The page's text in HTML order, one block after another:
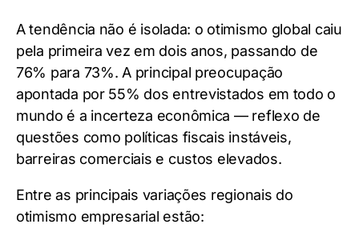
A tendência não é isolada: o otimismo global caiu
pela primeira vez em dois anos, passando de
76% para 73%. A principal preocupação
apontada por 55% dos entrevistados em todo o
mundo é a incerteza econômica — reflexo de
questões como políticas fiscais instáveis,
barreiras comerciais e custos elevados.
Entre as principais variações regionais do
otimismo empresarial estão: